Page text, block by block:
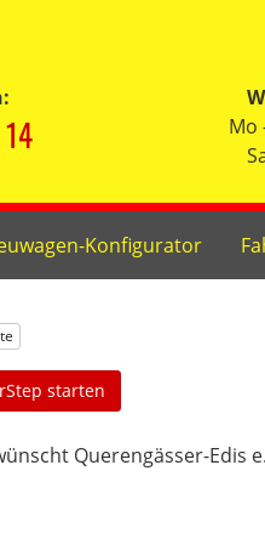
Mo
Konfigurator
starten
Querengässer-Edis